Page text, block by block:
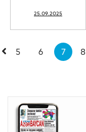
25.09.2025
5 6 7 8